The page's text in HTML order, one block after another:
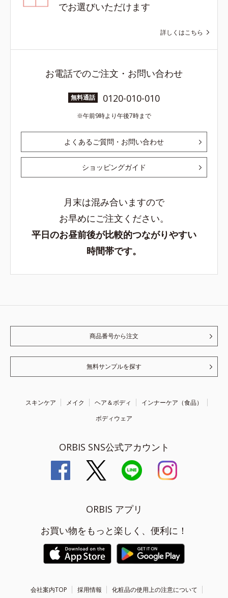
でお選びいただけます
詳しくはこちら
お電話でのご注文・お問い合わせ
無料通話 0120-010-010
午前9時より午後7時まで
よくあるご質問・お問い合わせ
ショッピングガイド
月末は混み合いますので
お早めにご注文ください。
平日のお昼前後が比較的つながりやすい
時間帯です。
商品番号から注文
無料サンプルを探す
スキンケア メイク ヘア＆ボディ
インナーケア（食品）
ボディウェア
ORBIS SNS公式アカウント
ORBIS アプリ
お買い物をもっと楽しく、便利に！
会社案内TOP 採用情報 化粧品の使用上の注意について